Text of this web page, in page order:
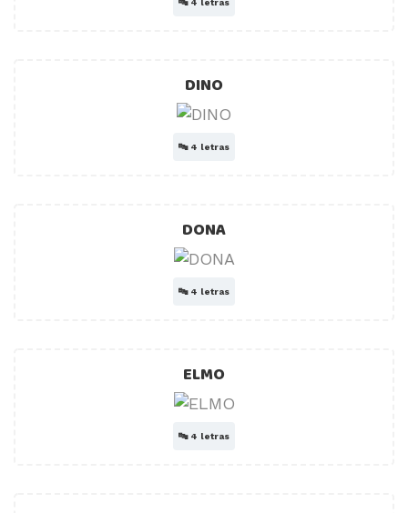
🔤 4 letras
DINO
🔤 4 letras
DONA
🔤 4 letras
ELMO
🔤 4 letras